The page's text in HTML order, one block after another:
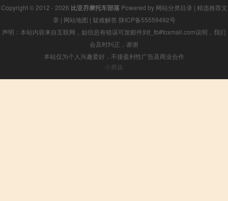
Copyright © 2012 - 2026 比亚乔摩托车部落Powered by 网站分类目录 | 精选推荐文
章 | 网站地图 | 疑难解答 陕ICP备55559492号
声明：本站内容来自互联网，如信息有错误可发邮件到f_fb#foxmail.com说明，我们
会及时纠正，谢谢
本站仅为个人兴趣爱好，不接盈利性广告及商业合作
小男孩